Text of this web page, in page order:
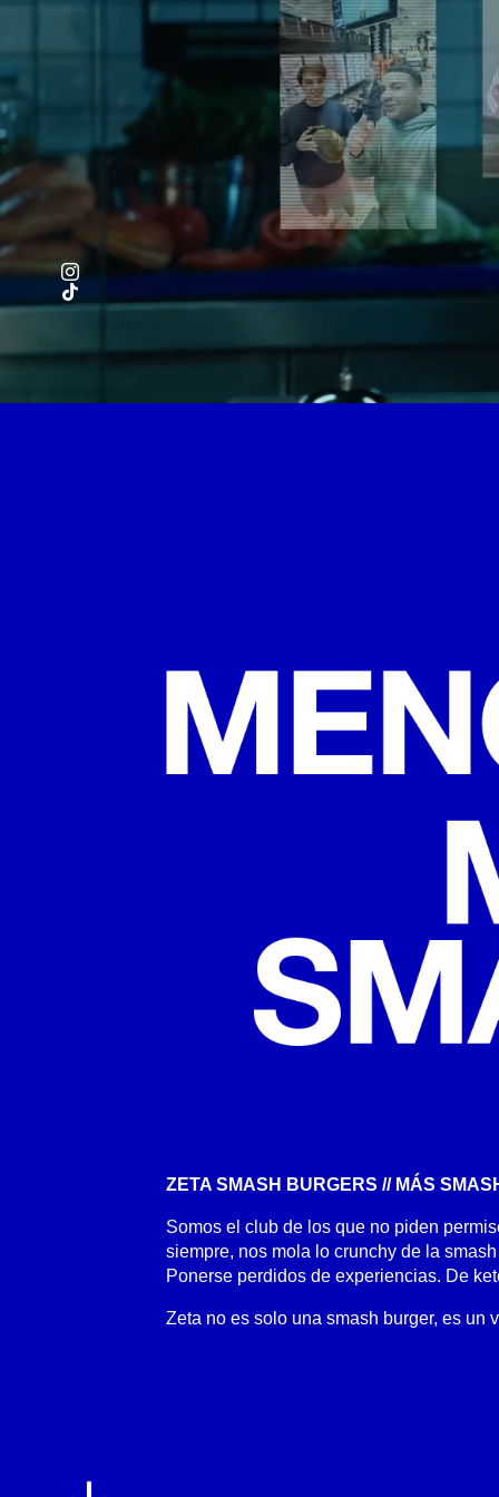
ZETA SMASH BURGERS // MÁS
Somos el club de los que no piden
siempre, nos mola lo crunchy de la
Ponerse perdidos de experiencias. De
Zeta no es solo una smash burger, es un